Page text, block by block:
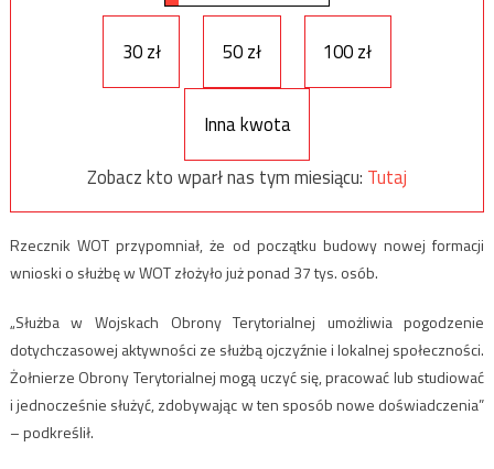
30 zł 50 zł 100 zł
Inna kwota
Zobacz kto wparł nas tym miesiącu: Tutaj
Rzecznik WOT przypomniał, że od początku budowy nowej formacji
wnioski o służbę w WOT złożyło już ponad 37 tys. osób.
„Służba w Wojskach Obrony Terytorialnej umożliwia pogodzenie
dotychczasowej aktywności ze służbą ojczyźnie i lokalnej społeczności.
Żołnierze Obrony Terytorialnej mogą uczyć się, pracować lub studiować
i jednocześnie służyć, zdobywając w ten sposób nowe doświadczenia”
– podkreślił.